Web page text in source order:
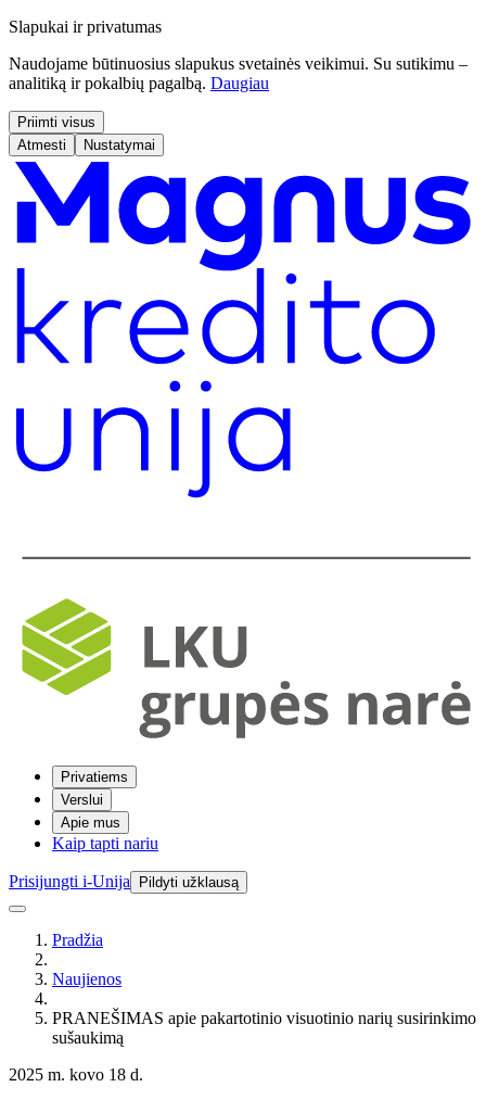
Slapukai ir privatumas
Naudojame būtinuosius slapukus svetainės veikimui. Su sutikimu –
analitiką ir pokalbių pagalbą. Daugiau
Priimti visus
Atmesti
Nustatymai
Privatiems
Verslui
Apie mus
Kaip tapti nariu
Prisijungti i-Unija Pildyti užklausą
Pradžia
Naujienos
PRANEŠIMAS apie pakartotinio visuotinio narių susirinkimo
sušaukimą
2025 m. kovo 18 d.